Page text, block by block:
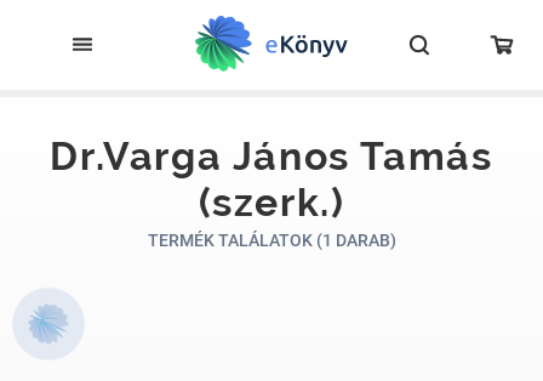
Dr.Varga János Tamás
(szerk.)
TERMÉK TALÁLATOK (1 DARAB)